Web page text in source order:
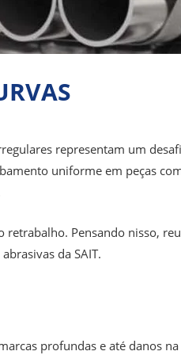
representam um
uniforme em peças
Pensando nisso,
da SAIT.
profundas e até danos na